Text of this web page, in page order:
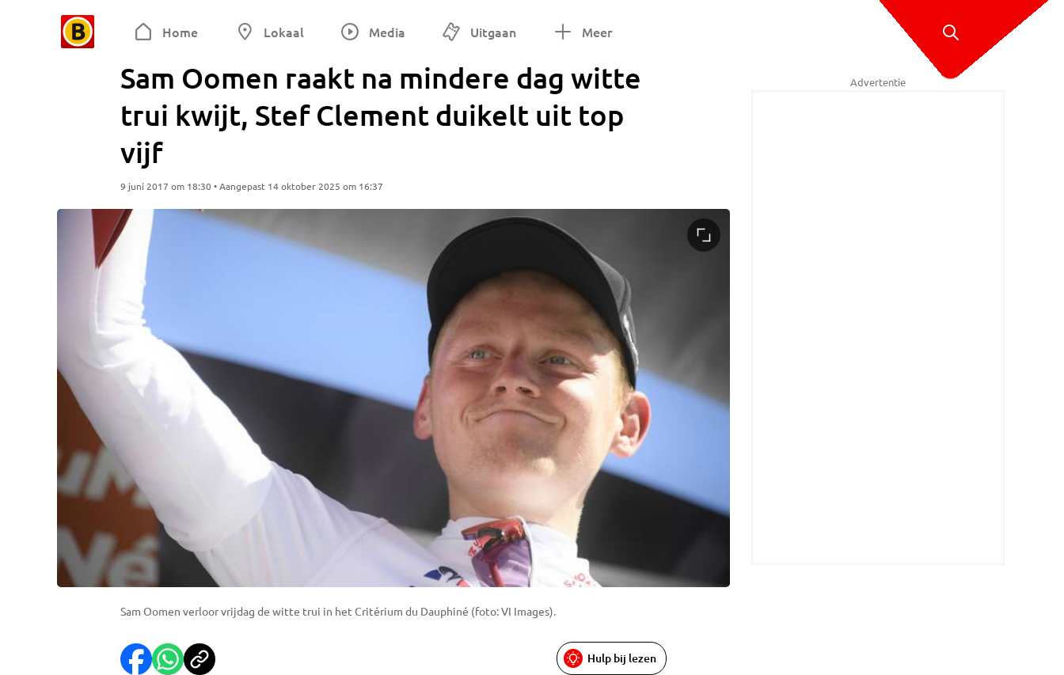
Home Lokaal Media Uitgaan Meer
Sam Oomen raakt na mindere dag witte
trui kwijt, Stef Clement duikelt uit top
vijf
9 juni 2017 om 18:30 • Aangepast 14 oktober 2025 om 16:37
Sam Oomen verloor vrijdag de witte trui in het Critérium du Dauphiné (foto: VI Images).
Hulp bij lezen
Advertentie